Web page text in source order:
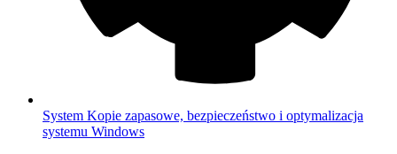
System Kopie zapasowe, bezpieczeństwo i optymalizacja
systemu Windows